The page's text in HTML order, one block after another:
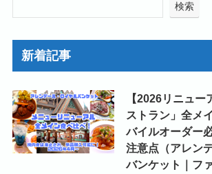
検索
新着記事
【2026リニュ
ストラン」全メ
バイルオーダー
注意点（アレン
バンケット｜フ